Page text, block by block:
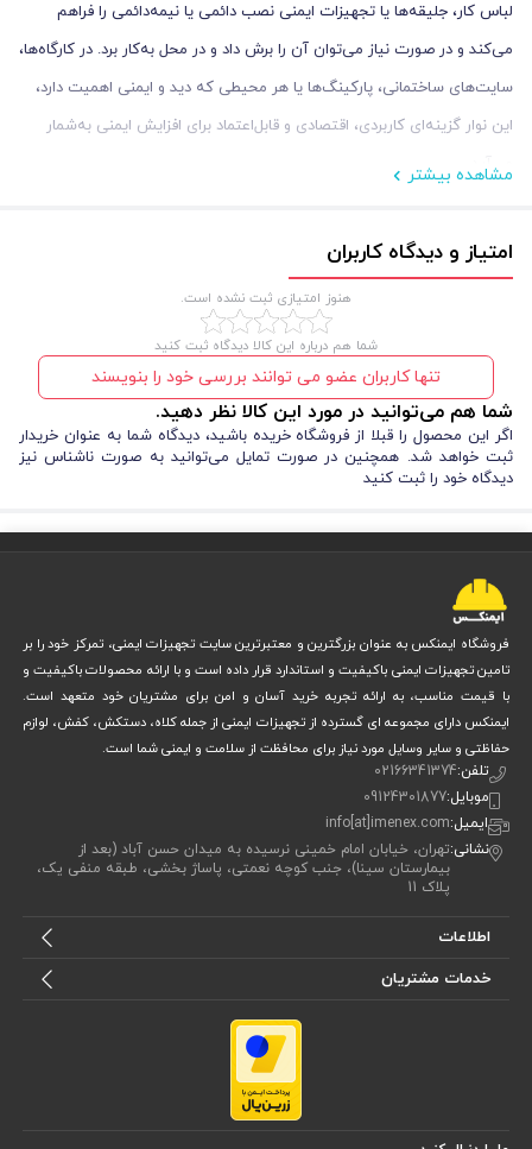
لباس کار، جلیقه‌ها یا تجهیزات ایمنی نصب دائمی یا نیمه‌دائمی را فراهم
می‌کند و در صورت نیاز می‌توان آن را برش داد و در محل به‌کار برد. در کارگاه‌ها،
سایت‌های ساختمانی، پارکینگ‌ها یا هر محیطی که دید و ایمنی اهمیت دارد،
این نوار گزینه‌ای کاربردی، اقتصادی و قابل‌اعتماد برای افزایش ایمنی به‌شمار
می‌آید.
خطر شبرنگ طوسی را بررسی کنید تا تصمیم مطمئن‌تری بگیرید.
مزایا
شب‌تاب و قابل مشاهده در تاریکی
مقاوم در برابر پارگی و طول عمر بالا
قابل استفاده در محیط داخلی و بیرونی
مناسب برای دوخت روی لباس کار یا نصب روی تجهیزات ایمنی
معایب
فروش فقط به صورت رول کامل ۲۰۰ متری
قیمت به ازای هر متر محاسبه می‌شود و امکان خرید متری وجود
با توجه به ویژگی‌ها، این محصول انتخابی اقتصادی و کارآمد برای
نوار خطر شبرنگ پارچه‌ای طوسی را می‌توانید در طیف وسیعی از کاربردها به
کار ببرید. در محیط‌های صنعتی برای افزایش ایمنی کارکنان و جلوگیری از
حوادث بسیار مؤثر است. در پروژه‌های ساختمانی یا کارگاهی می‌توانید
مشاهده بیشتر
امتیاز و دیدگاه کاربران
هنوز امتیازی ثبت نشده است.
شما هم درباره این کالا دیدگاه ثبت کنید
تنها کاربران عضو می توانند بررسی خود را بنویسند
شما هم می‌توانید در مورد این کالا نظر دهید.
اگر این محصول را قبلا از فروشگاه خریده باشید، دیدگاه شما به عنوان خریدار
ثبت خواهد شد. همچنین در صورت تمایل می‌توانید به صورت ناشناس نیز
دیدگاه خود را ثبت کنید
فروشگاه ایمنکس به عنوان بزرگترین و معتبرترین سایت تجهیزات ایمنی، تمرکز خود را بر
تامین تجهیزات ایمنی باکیفیت و استاندارد قرار داده است و با ارائه محصولات باکیفیت و
با قیمت مناسب، به ارائه تجربه خرید آسان و امن برای مشتریان خود متعهد است.
ایمنکس دارای مجموعه ای گسترده از تجهیزات ایمنی از جمله کلاه، دستکش، کفش، لوازم
حفاظتی و سایر وسایل مورد نیاز برای محافظت از سلامت و ایمنی شما است.
تلفن:02166341374
موبایل:09124301877
ایمیل:info[at]imenex.com
نشانی:تهران، خیابان امام خمینی نرسیده به میدان حسن آباد (بعد از
بیمارستان سینا)، جنب کوچه نعمتی، پاساژ بخشی، طبقه منفی یک،
پلاک 11
اطلاعات
خدمات مشتریان